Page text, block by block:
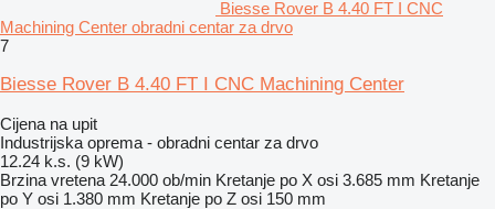
Biesse Rover B 4.40 FT I CNC
Machining Center obradni centar za drvo
7
Biesse Rover B 4.40 FT I CNC Machining Center
Cijena na upit
Industrijska oprema - obradni centar za drvo
12.24 k.s. (9 kW)
Brzina vretena 24.000 ob/min Kretanje po X osi 3.685 mm Kretanje
po Y osi 1.380 mm Kretanje po Z osi 150 mm